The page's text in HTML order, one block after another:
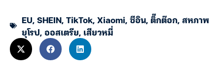
EU,SHEIN,TikTok,Xiaomi,ชีอิน,ติ๊กต๊อก,สหภาพ
ยุโรป,ออสเตรีย, เสียวหมี่